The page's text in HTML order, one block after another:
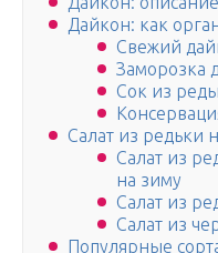
Дайкон: как
Свежий
Заморозка
Сок из
Салат из редьки
Салат из
на зиму
Салат из
Салат из
Популярные